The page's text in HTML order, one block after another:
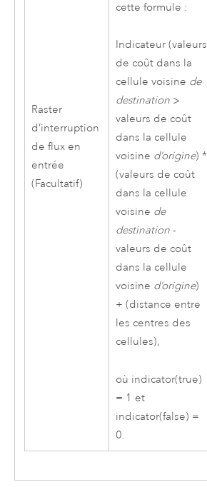
Raster
d’interruption
de flux en
entrée
(Facultatif)
cette formule :
Indicateur (valeurs
de coût dans la
cellule voisine de
destination>
valeurs de coût
dans la cellule
voisine d’origine) *
(valeurs de coût
dans la cellule
voisine de
destination-
valeurs de coût
dans la cellule
voisine d’origine)
+ (distance entre
les centres des
cellules),
où indicator(true)
= 1 et
indicator(false) =
0.